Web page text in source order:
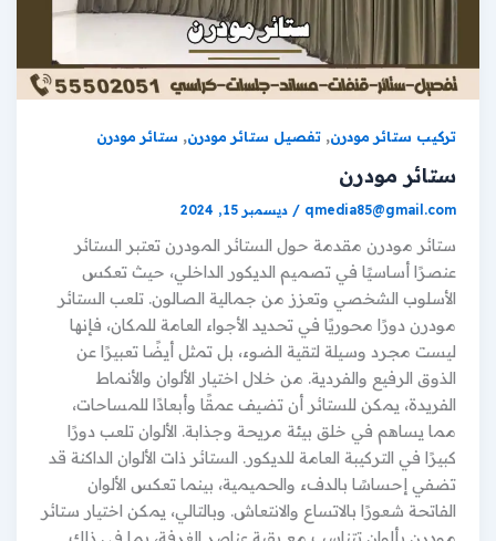
تركيب ستائر مودرن,تفصيل ستائر مودرن,ستائر مودرن
ستائر مودرن
qmedia85@gmail.com
/ ديسمبر 15, 2024
ستائر مودرن مقدمة حول الستائر المودرن تعتبر الستائر
عنصرًا أساسيًا في تصميم الديكور الداخلي، حيث تعكس
الأسلوب الشخصي وتعزز من جمالية الصالون. تلعب الستائر
مودرن دورًا محوريًا في تحديد الأجواء العامة للمكان، فإنها
ليست مجرد وسيلة لتقية الضوء، بل تمثل أيضًا تعبيرًا عن
الذوق الرفيع والفردية. من خلال اختيار الألوان والأنماط
الفريدة، يمكن للستائر أن تضيف عمقًا وأبعادًا للمساحات،
مما يساهم في خلق بيئة مريحة وجذابة. الألوان تلعب دورًا
كبيرًا في التركيبة العامة للديكور. الستائر ذات الألوان الداكنة قد
تضفي إحساسًا بالدفء والحميمية، بينما تعكس الألوان
الفاتحة شعورًا بالاتساع والانتعاش. وبالتالي، يمكن اختيار ستائر